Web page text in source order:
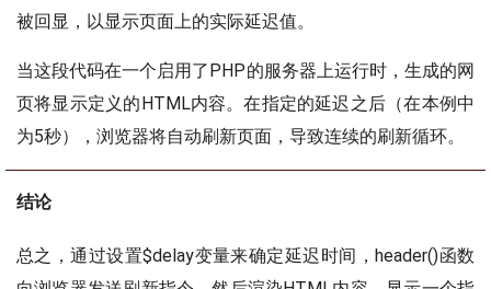
被回显，以显示页面上的实际延迟值。
当这段代码在一个启用了PHP的服务器上运行时，生成的网
页将显示定义的HTML内容。在指定的延迟之后（在本例中
为5秒），浏览器将自动刷新页面，导致连续的刷新循环。
结论
总之，通过设置$delay变量来确定延迟时间，header()函数